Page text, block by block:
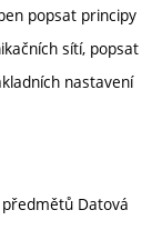
popsat principy
sítí, popsat
nastavení
Datová